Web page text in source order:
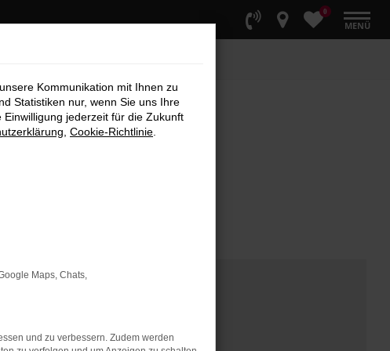
0
MENÜ
Kommunikation mit Ihnen zu
Statistiken nur, wenn Sie uns Ihre
jederzeit für die Zukunft
Cookie-Richtlinie
Maps, Chats,
und zu verbessern. Zudem werden